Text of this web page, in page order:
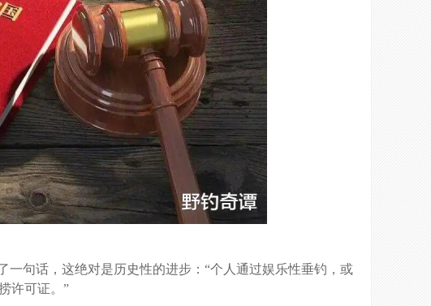
一句话，这绝对是历史性的进步：“个人通过娱乐性垂钓，或
许可证。”